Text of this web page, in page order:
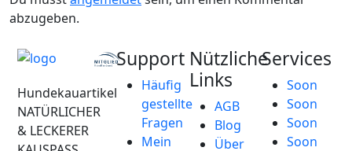
abzugeben.
Hundekauartikel
NATÜRLICHER
& LECKERER
Support
Häufig
gestellte
Fragen
Mein
Nützliche
Links
AGB
Blog
Über
Services
Soon
Soon
Soon
Soon